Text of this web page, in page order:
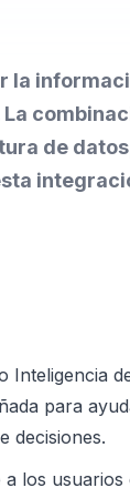
la
de
Inteligencia
para
decisiones.
los